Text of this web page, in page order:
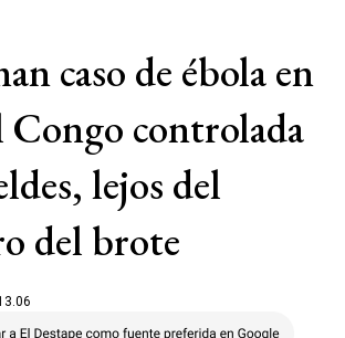
caso de ébola en
Congo controlada
lejos del
del brote
13.06